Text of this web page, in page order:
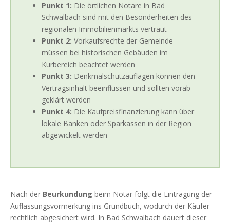
Punkt 1: Die örtlichen Notare in Bad
Schwalbach sind mit den Besonderheiten des
regionalen Immobilienmarkts vertraut
Punkt 2: Vorkaufsrechte der Gemeinde
müssen bei historischen Gebäuden im
Kurbereich beachtet werden
Punkt 3: Denkmalschutzauflagen können den
Vertragsinhalt beeinflussen und sollten vorab
geklärt werden
Punkt 4: Die Kaufpreisfinanzierung kann über
lokale Banken oder Sparkassen in der Region
abgewickelt werden
Nach der Beurkundung beim Notar folgt die Eintragung der
Auflassungsvormerkung ins Grundbuch, wodurch der Käufer
rechtlich abgesichert wird. In Bad Schwalbach dauert dieser